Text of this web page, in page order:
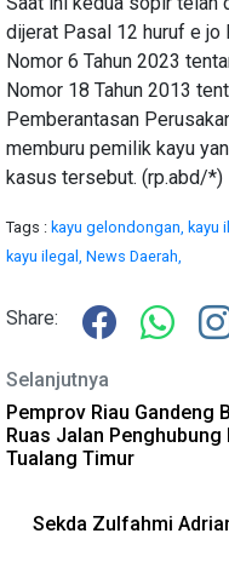
dijerat Pasal 12 huruf e jo
Nomor 6 Tahun 2023
Nomor 18 Tahun 2013
Pemberantasan
memburu pemilik kayu
kasus tersebut. (rp.abd/*)
Tags : kayu gelondongan, kayu
kayu ilegal, News Daerah,
Share:
Selanjutnya
Pemprov Riau Gandeng
Ruas Jalan
Tualang Timur
Sekda Zulfahmi